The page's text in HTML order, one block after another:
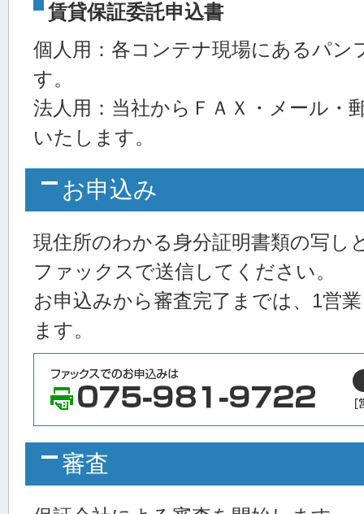
賃貸保証委託申込書
個人用：各コンテナ現場にあるパン
す。
法人用：当社からＦＡＸ・メール・
いたします。
お申込み
現住所のわかる身分証明書類の写し
ファックスで送信してください。
お申込みから審査完了までは、1営
ます。
審査